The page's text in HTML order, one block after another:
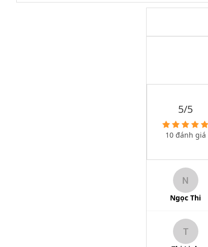
5/5
10 đánh giá
N
Ngọc Thi
T